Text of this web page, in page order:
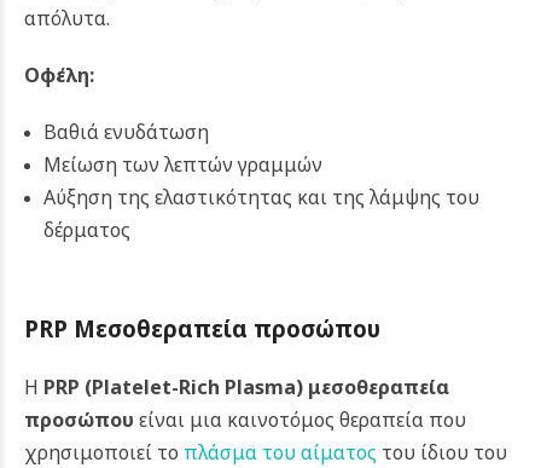
απόλυτα.
Οφέλη:
Βαθιά ενυδάτωση
Μείωση των λεπτών γραμμών
Αύξηση της ελαστικότητας και της λάμψης του
δέρματος
PRP Μεσοθεραπεία προσώπου
Η PRP (Platelet-Rich Plasma) μεσοθεραπεία
προσώπου είναι μια καινοτόμος θεραπεία που
χρησιμοποιεί το πλάσμα του αίματος του ίδιου του